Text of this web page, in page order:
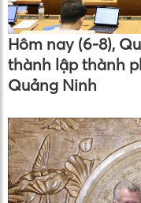
Hôm nay (6-8),
thành lập thành
Quảng Ninh